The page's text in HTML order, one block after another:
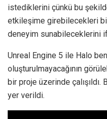
istediklerini çünkü bu
etkileşime girebilecekleri
deneyim sunabileceklerini
Unreal Engine 5 ile Halo
oluşturulmayacağının
bir proje üzerinde çalışıldı.
yer verildi.